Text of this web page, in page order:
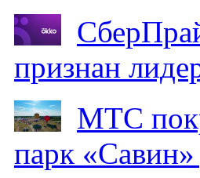
признан
МТС
парк «Савин»